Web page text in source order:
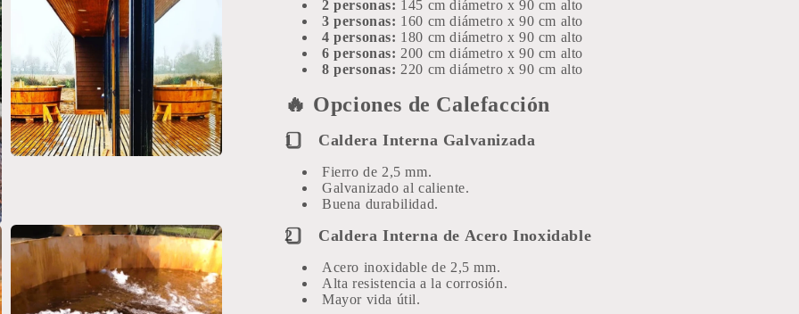
una
ventana
modal
2 personas: 145 cm diámetro x 90 cm alto
3 personas: 160 cm diámetro x 90 cm alto
4 personas: 180 cm diámetro x 90 cm alto
6 personas: 200 cm diámetro x 90 cm alto
8 personas: 220 cm diámetro x 90 cm alto
🔥 Opciones de Calefacción
1️ Caldera Interna Galvanizada
Fierro de 2,5 mm.
Galvanizado al caliente.
Buena durabilidad.
2️ Caldera Interna de Acero Inoxidable
Acero inoxidable de 2,5 mm.
Alta resistencia a la corrosión.
Mayor vida útil.